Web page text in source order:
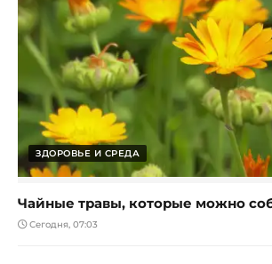
ЗДОРОВЬЕ И СРЕДА
Чайные травы, которые можно
Сегодня, 07:03